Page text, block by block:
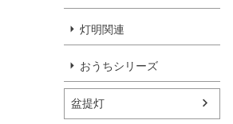
灯明関連
おうちシリーズ
盆提灯